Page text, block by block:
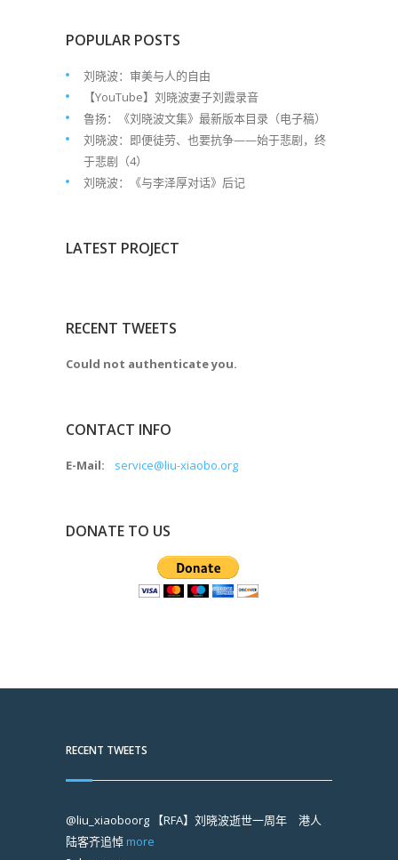
POPULAR POSTS
刘晓波：审美与人的自由
【YouTube】刘晓波妻子刘霞录音
鲁扬：《刘晓波文集》最新版本目录（电子稿）
刘晓波：即便徒劳、也要抗争——始于悲剧，终
于悲剧（4）
刘晓波：《与李泽厚对话》后记
LATEST PROJECT
RECENT TWEETS
Could not authenticate you.
CONTACT INFO
E-Mail: service@liu-xiaobo.org
DONATE TO US
RECENT TWEETS
@liu_xiaoboorg 【RFA】刘晓波逝世一周年 港人
陆客齐追悼 more